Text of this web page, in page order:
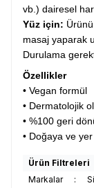
vb.) dairesel
Yüz için:
masaj yaparak
Durulama
Özellikler
• Vegan formül
• Dermatolojik
• %100 geri
• Doğaya ve
Ürün Filtreleri
Markalar
: